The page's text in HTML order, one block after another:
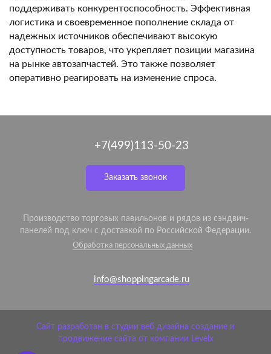
поддерживать конкурентоспособность. Эффективная
логистика и своевременное пополнение склада от
надежных источников обеспечивают высокую
доступность товаров, что укрепляет позиции магазина
на рынке автозапчастей. Это также позволяет
оперативно реагировать на изменение спроса.
+7(499)113-50-23
Заказать звонок
Производство торговых павильонов и рядов из сэндвич-
панелей под ключ с доставкой по Российской Федерации.
Обработка персональных данных
info@shoppingarcade.ru
Сайт разработан в студии веб дизайна создание и
продвижение сайта от компании Levelx